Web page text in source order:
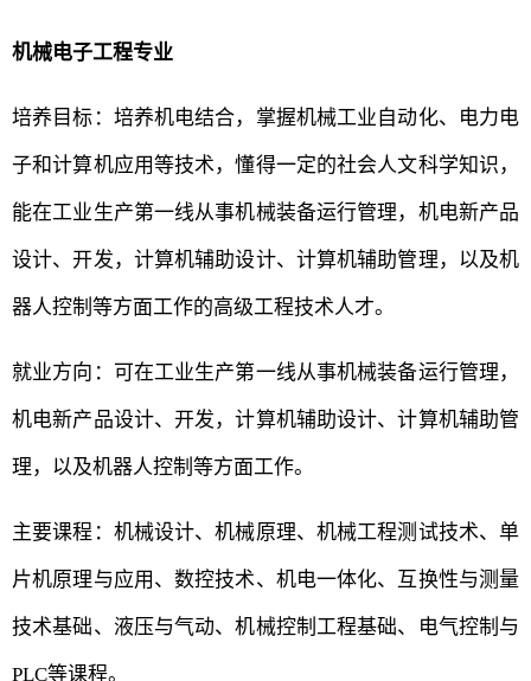
机械电子工程专业
培养目标：培养机电结合，掌握机械工业自动化、电力电
子和计算机应用等技术，懂得一定的社会人文科学知识，
能在工业生产第一线从事机械装备运行管理，机电新产品
设计、开发，计算机辅助设计、计算机辅助管理，以及机
器人控制等方面工作的高级工程技术人才。
就业方向：可在工业生产第一线从事机械装备运行管理，
机电新产品设计、开发，计算机辅助设计、计算机辅助管
理，以及机器人控制等方面工作。
主要课程：机械设计、机械原理、机械工程测试技术、单
片机原理与应用、数控技术、机电一体化、互换性与测量
技术基础、液压与气动、机械控制工程基础、电气控制与
PLC等课程。